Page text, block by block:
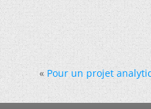
« Pour un projet